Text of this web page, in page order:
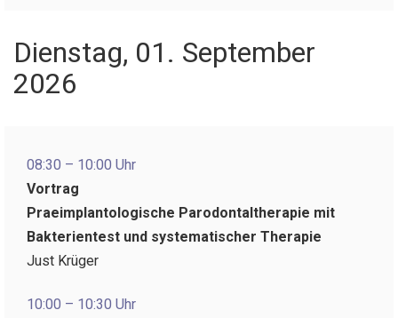
Dienstag, 01. September
2026
08:30 – 10:00 Uhr
Vortrag
Praeimplantologische Parodontaltherapie mit
Bakterientest und systematischer Therapie
Just Krüger
10:00 – 10:30 Uhr